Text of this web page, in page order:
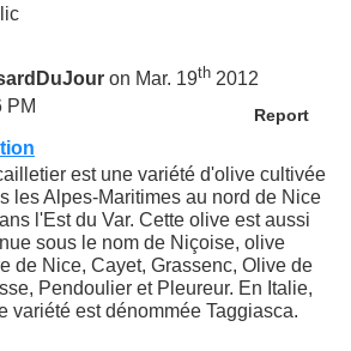
on Mar. 19th 2012
PM
Report
est une variété d'olive cultivée
les Alpes-Maritimes au nord de Nice
l'Est du Var. Cette olive est aussi
sous le nom de Niçoise, olive
de Nice, Cayet, Grassenc, Olive de
Pendoulier et Pleureur. En Italie,
variété est dénommée Taggiasca.